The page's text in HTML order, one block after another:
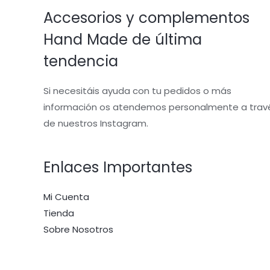
Accesorios y complementos
Hand Made de última
tendencia
Si necesitáis ayuda con tu pedidos o más
información os atendemos personalmente a
de nuestros Instagram.
Enlaces Importantes
Mi Cuenta
Tienda
Sobre Nosotros